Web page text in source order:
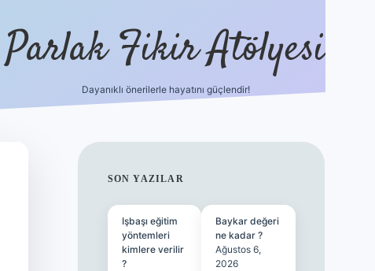
Parlak Fikir Atölyesi
Dayanıklı önerilerle hayatını güçlendir!
SIDEBAR
SON YAZILAR
Işbaşı eğitim
yöntemleri
kimlere verilir
?
Baykar değeri
ne kadar ?
Ağustos 6,
2026
ilbet casino